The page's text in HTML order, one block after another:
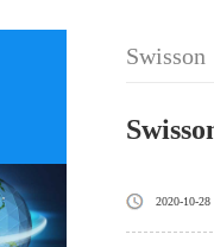
Swisson
2020-10-28